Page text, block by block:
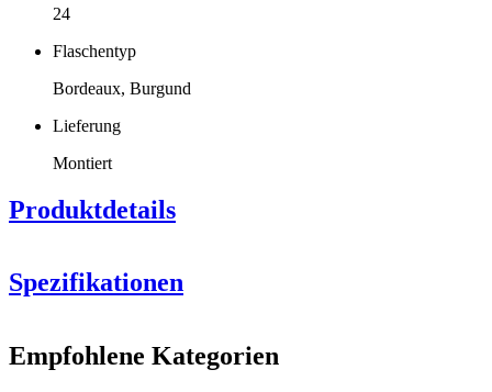
24
Flaschentyp
Bordeaux, Burgund
Lieferung
Montiert
Produktdetails
Spezifikationen
ProduktnummerHX2014
Empfohlene Kategorien